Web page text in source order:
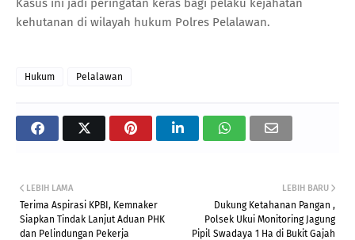
Kasus ini jadi peringatan keras bagi pelaku kejahatan
kehutanan di wilayah hukum Polres Pelalawan.
Hukum Pelalawan
LEBIH BARU
Dukung Ketahanan Pangan ,
Polsek Ukui Monitoring Jagung
Pipil Swadaya 1 Ha di Bukit Gajah
LEBIH LAMA
Terima Aspirasi KPBI, Kemnaker
Siapkan Tindak Lanjut Aduan PHK
dan Pelindungan Pekerja